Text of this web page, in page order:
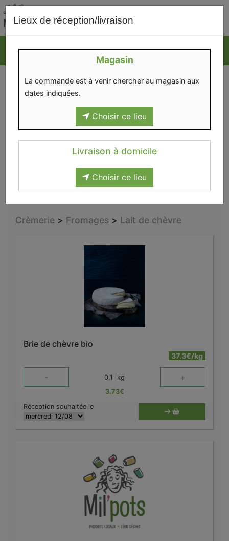
Lieux de réception/livraison
Magasin
La commande est à venir chercher au magasin aux
dates indiquées.
Choisir ce lieu
Livraison à domicile
Choisir ce lieu
LAIT DE CHÈVRE
Les fromages de chèvres bio proviennent
Willemeau et de la Chèvrerie de la Croix de la grise
Crèmerie > Fromages > Lait de chèvre
Brie de chèvre bio
37.3€/kg
- 0.1 kg +
3.73€
Réception souhaitée le